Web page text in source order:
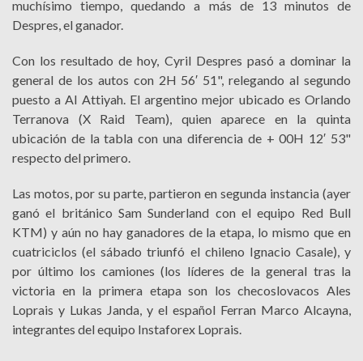
muchísimo tiempo, quedando a más de 13 minutos de
Despres, el ganador.
Con los resultado de hoy, Cyril Despres pasó a dominar la
general de los autos con 2H 56′ 51", relegando al segundo
puesto a Al Attiyah. El argentino mejor ubicado es Orlando
Terranova (X Raid Team), quien aparece en la quinta
ubicación de la tabla con una diferencia de + 00H 12′ 53"
respecto del primero.
Las motos, por su parte, partieron en segunda instancia (ayer
ganó el británico Sam Sunderland con el equipo Red Bull
KTM) y aún no hay ganadores de la etapa, lo mismo que en
cuatriciclos (el sábado triunfó el chileno Ignacio Casale), y
por último los camiones (los líderes de la general tras la
victoria en la primera etapa son los checoslovacos Ales
Loprais y Lukas Janda, y el español Ferran Marco Alcayna,
integrantes del equipo Instaforex Loprais.